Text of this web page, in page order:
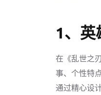
1、英
在《乱世之
事、个性特
通过精心设